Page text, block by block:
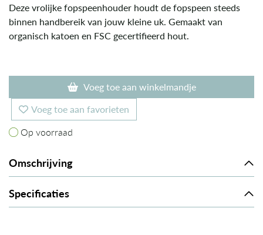
Deze vrolijke fopspeenhouder houdt de fopspeen steeds
binnen handbereik van jouw kleine uk. Gemaakt van
organisch katoen en FSC gecertifieerd hout.
Voeg toe aan winkelmandje
Voeg toe aan favorieten
Op voorraad
Op voorraad
Omschrijving
Specificaties